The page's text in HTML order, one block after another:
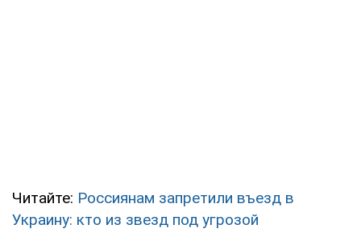
Читайте: Россиянам запретили въезд в
Украину: кто из звезд под угрозой